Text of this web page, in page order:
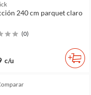
240 cm parquet claro
(0)
c/u
comparar